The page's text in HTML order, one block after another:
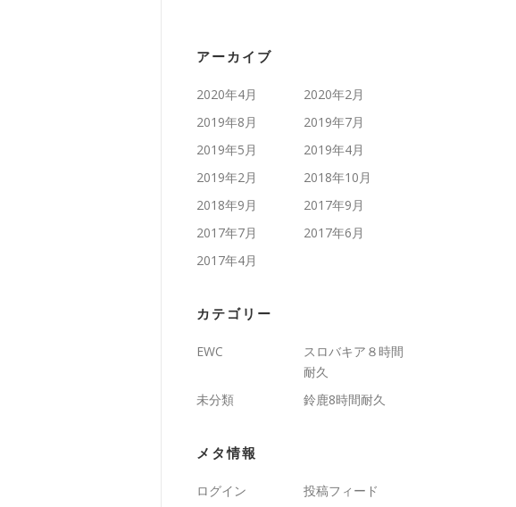
アーカイブ
2020年4月
2020年2月
2019年8月
2019年7月
2019年5月
2019年4月
2019年2月
2018年10月
2018年9月
2017年9月
2017年7月
2017年6月
2017年4月
カテゴリー
EWC
スロバキア８時間
耐久
未分類
鈴鹿8時間耐久
メタ情報
ログイン 投稿フィード